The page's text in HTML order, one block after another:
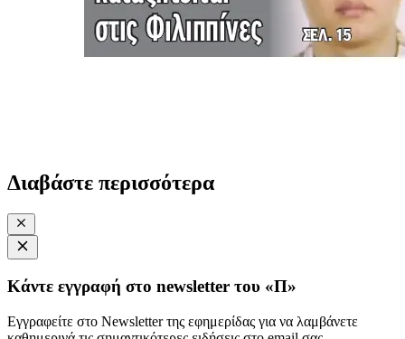
Διαβάστε περισσότερα
Κάντε εγγραφή στο newsletter του «Π»
Εγγραφείτε στο Newsletter της εφημερίδας για να λαμβάνετε